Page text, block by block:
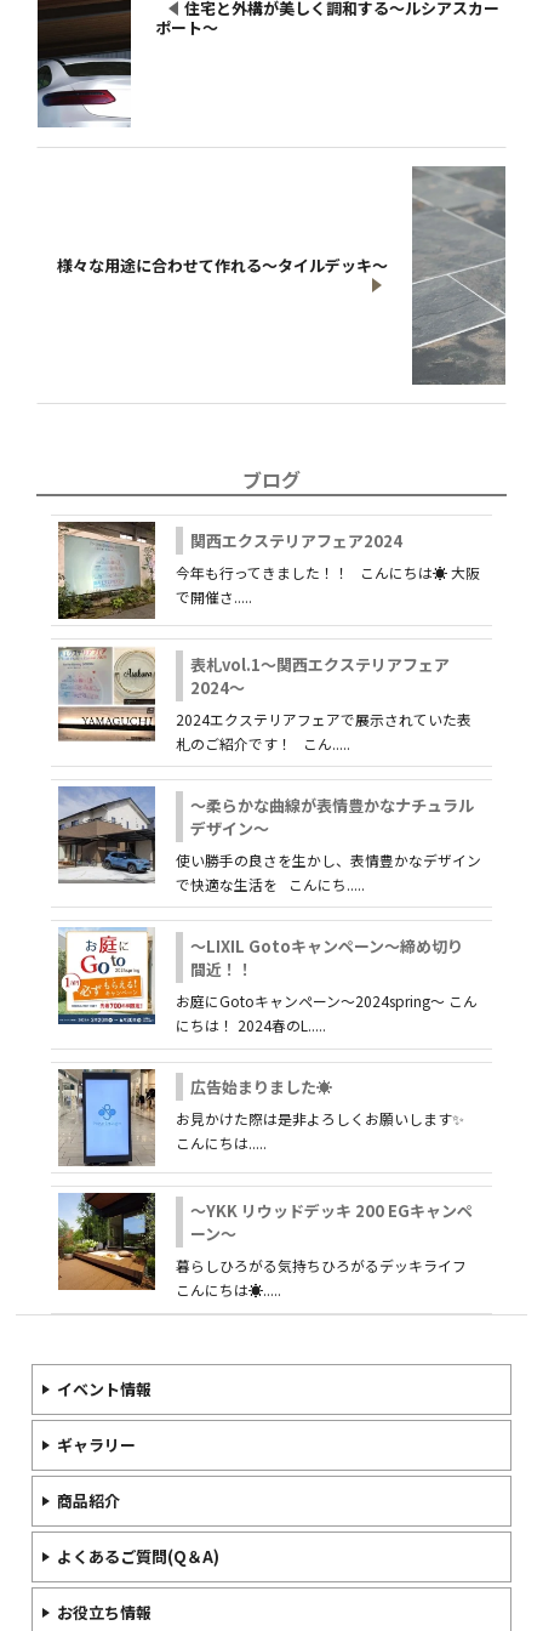
住宅と外構が美しく調和する～ルシアスカー
ポート～
様々な用途に合わせて作れる～タイルデッキ～
ブログ
関西エクステリアフェア2024
今年も行ってきました！！ こんにちは☀ 大阪
で開催さ.....
表札vol.1～関西エクステリアフェア
2024～
2024エクステリアフェアで展示されていた表
札のご紹介です！ こん.....
～柔らかな曲線が表情豊かなナチュラル
デザイン～
使い勝手の良さを生かし、表情豊かなデザイン
で快適な生活を こんにち.....
～LIXIL Gotoキャンペーン～締め切り
間近！！
お庭にGotoキャンペーン～2024spring～ こん
にちは！ 2024春のL.....
広告始まりました☀
お見かけた際は是非よろしくお願いします✨
こんにちは.....
～YKK リウッドデッキ 200 EGキャンペ
ーン～
暮らしひろがる気持ちひろがるデッキライフ
こんにちは☀.....
イベント情報
ギャラリー
商品紹介
よくあるご質問(Q＆A)
お役立ち情報